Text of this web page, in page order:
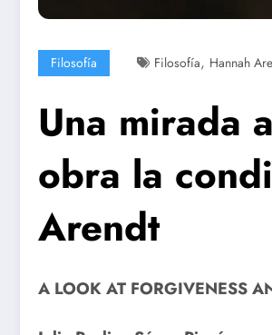
Filosofía Filosofía, Hannah
Una mirada
obra la
Arendt
A LOOK AT FORGIVENESS